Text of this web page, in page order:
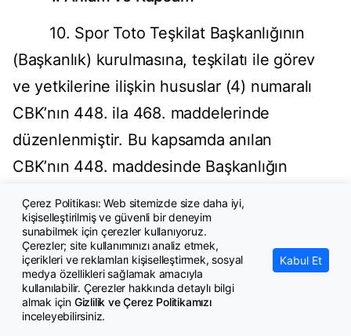
10. Spor Toto Teşkilat Başkanlığının
(Başkanlık) kurulmasına, teşkilatı ile görev
ve yetkilerine ilişkin hususlar (4) numaralı
CBK’nın 448. ila 468. maddelerinde
düzenlenmiştir. Bu kapsamda anılan
CBK’nın 448. maddesinde Başkanlığın
bağlı ve tüzel kişiliğe sahip olduğu
belirtilmiştir.Söz konusu maddede
Başkanlığın haiz olduğu tüzel kişiliğin
kamu tüzel kişiliği olduğuna dair açık bir
hükme yer verilmemiş ise de anılan
Çerez Politikası: Web sitemizde size daha iyi,
kişiselleştirilmiş ve güvenli bir deneyim
sunabilmek için çerezler kullanıyoruz.
Çerezler; site kullanımınızı analiz etmek,
içerikleri ve reklamları kişiselleştirmek, sosyal
medya özellikleri sağlamak amacıyla
kullanılabilir. Çerezler hakkında detaylı bilgi
almak için Gizlilik ve Çerez Politikamızı
inceleyebilirsiniz.
Kabul Et